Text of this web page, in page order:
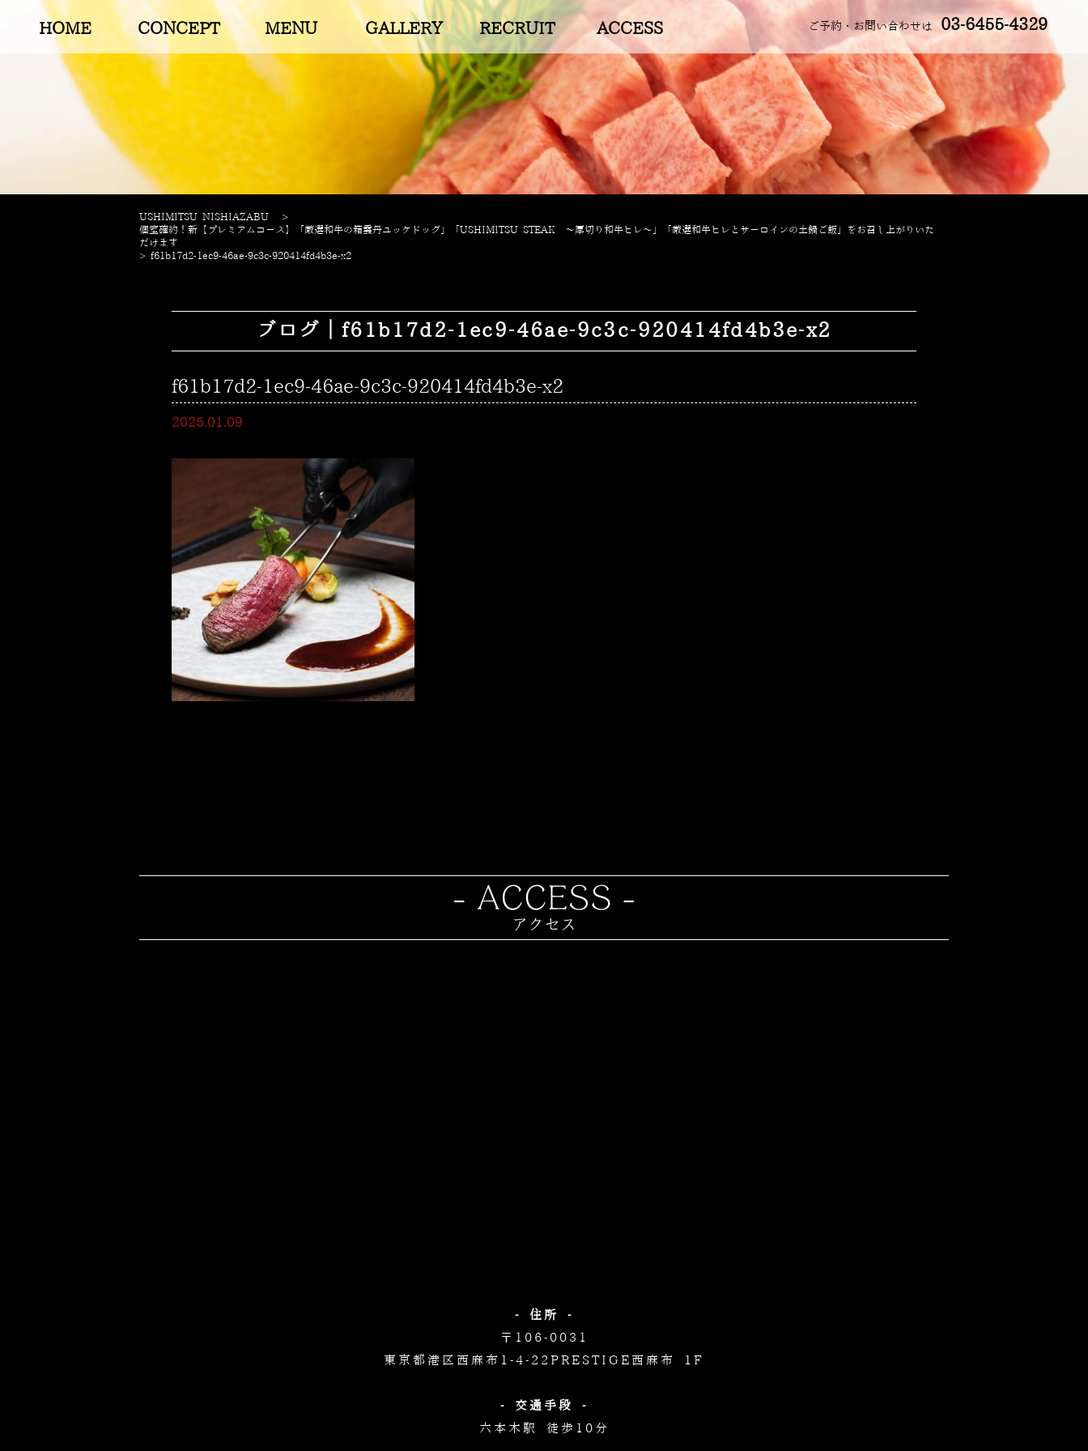
HOME CONCEPT MENU GALLERY RECRUIT ACCESS ご予約・お問い合わせは 03-6455-4329
USHIMITSU NISHIAZABU
>
個室確約！新【プレミアムコース】「厳選和牛の箱雲丹ユッケドッグ」「USHIMITSU STEAK 〜厚切り和牛ヒレ〜」「厳選和牛ヒレとサーロインの土鍋ご飯」をお召し上がりいた
だけます
> f61b17d2-1ec9-46ae-9c3c-920414fd4b3e-x2
ブログ｜f61b17d2-1ec9-46ae-9c3c-920414fd4b3e-x2
f61b17d2-1ec9-46ae-9c3c-920414fd4b3e-x2
2025.01.09
- 住所 -
〒106-0031
東京都港区西麻布1-4-22PRESTIGE西麻布 1F
- 交通手段 -
六本木駅 徒歩10分